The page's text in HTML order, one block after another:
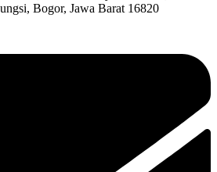
Bogor, Jawa Barat 16820